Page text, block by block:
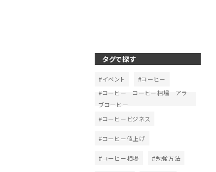
タグで探す
#イベント
#コーヒー
#コーヒー コーヒー相場 アラ
ブコーヒー
#コーヒービジネス
#コーヒー値上げ
#コーヒー相場 #勉強方法